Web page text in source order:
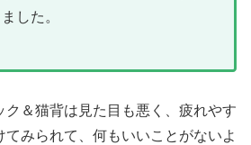
した。
ク＆猫背は見た目も悪く、疲れやす
てみられて、何もいいことがないよ